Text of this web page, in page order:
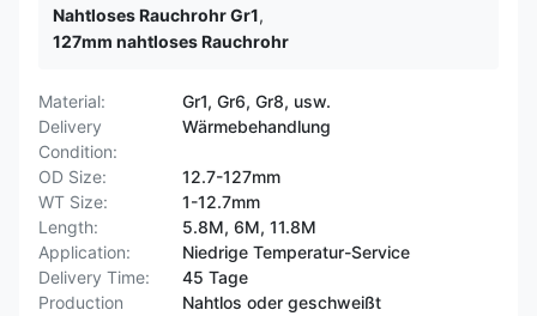
Nahtloses Rauchrohr Gr1,
127mm nahtloses Rauchrohr
Material:
Gr1, Gr6, Gr8, usw.
Delivery
Condition:
Wärmebehandlung
OD Size:
12.7-127mm
WT Size:
1-12.7mm
Length:
5.8M, 6M, 11.8M
Application:
Niedrige Temperatur-Service
Delivery Time:
45 Tage
Production
Nahtlos oder geschweißt